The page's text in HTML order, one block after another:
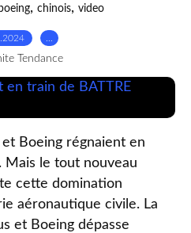
boeing, chinois, video
Tendance
et Boeing régnaient en
Mais le tout nouveau
cette domination
aéronautique civile. La
et Boeing dépasse